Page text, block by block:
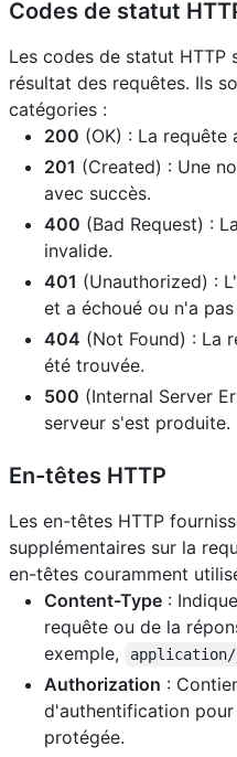
Codes de statut
Les codes de statut HTTP
résultat des requêtes. Ils
catégories :
200 (OK) : La requête
201 (Created) : Une
avec succès.
400 (Bad Request) :
invalide.
401 (Unauthorized) :
et a échoué ou n'a
404 (Not Found) : La
été trouvée.
500 (Internal Server
serveur s'est produite.
En-têtes HTTP
Les en-têtes HTTP
supplémentaires sur la
en-têtes couramment
Content-Type :
requête ou de la
exemple,
Authorization :
d'authentification
protégée.